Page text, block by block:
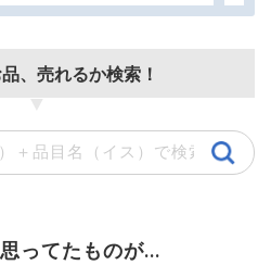
2018年製
、売れるか検索！
ってたものが...